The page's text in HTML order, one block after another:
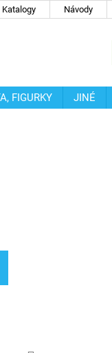
Katalogy Návody
FIGURKY JINÉ